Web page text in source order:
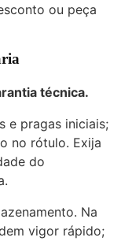
ou peça
técnica.
e pragas iniciais;
no rótulo. Exija
do
Na
vigor rápido;